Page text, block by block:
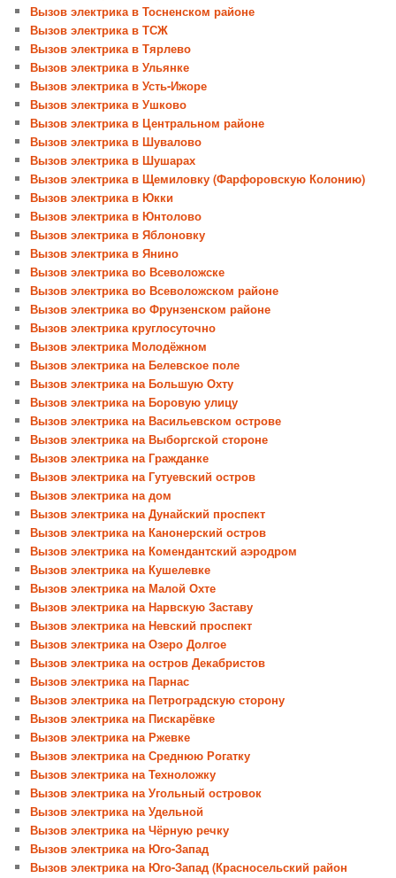
Вызов электрика в Тосненском районе
Вызов электрика в ТСЖ
Вызов электрика в Тярлево
Вызов электрика в Ульянке
Вызов электрика в Усть-Ижоре
Вызов электрика в Ушково
Вызов электрика в Центральном районе
Вызов электрика в Шувалово
Вызов электрика в Шушарах
Вызов электрика в Щемиловку (Фарфоровскую Колонию)
Вызов электрика в Юкки
Вызов электрика в Юнтолово
Вызов электрика в Яблоновку
Вызов электрика в Янино
Вызов электрика во Всеволожске
Вызов электрика во Всеволожском районе
Вызов электрика во Фрунзенском районе
Вызов электрика круглосуточно
Вызов электрика Молодёжном
Вызов электрика на Белевское поле
Вызов электрика на Большую Охту
Вызов электрика на Боровую улицу
Вызов электрика на Васильевском острове
Вызов электрика на Выборгской стороне
Вызов электрика на Гражданке
Вызов электрика на Гутуевский остров
Вызов электрика на дом
Вызов электрика на Дунайский проспект
Вызов электрика на Канонерский остров
Вызов электрика на Комендантский аэродром
Вызов электрика на Кушелевке
Вызов электрика на Малой Охте
Вызов электрика на Нарвскую Заставу
Вызов электрика на Невский проспект
Вызов электрика на Озеро Долгое
Вызов электрика на остров Декабристов
Вызов электрика на Парнас
Вызов электрика на Петроградскую сторону
Вызов электрика на Пискарёвке
Вызов электрика на Ржевке
Вызов электрика на Среднюю Рогатку
Вызов электрика на Техноложку
Вызов электрика на Угольный островок
Вызов электрика на Удельной
Вызов электрика на Чёрную речку
Вызов электрика на Юго-Запад
Вызов электрика на Юго-Запад (Красносельский район